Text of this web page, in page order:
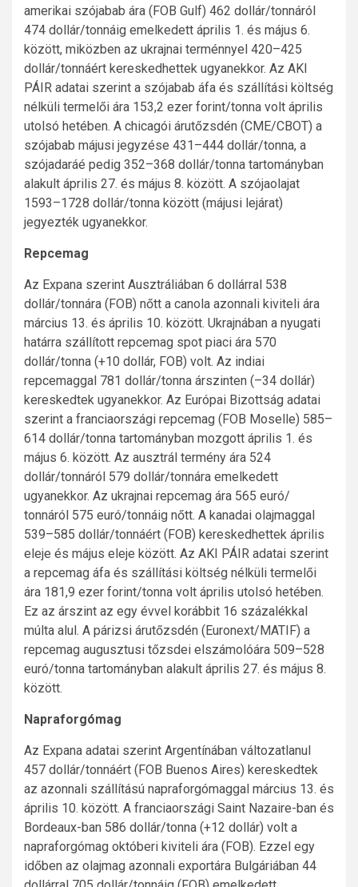
amerikai szójabab ára (FOB Gulf) 462 dollár/tonnáról
474 dollár/tonnáig emelkedett április 1. és május 6.
között, miközben az ukrajnai terménnyel 420–425
dollár/tonnáért kereskedhettek ugyanekkor. Az AKI
PÁIR adatai szerint a szójabab áfa és szállítási költség
nélküli termelői ára 153,2 ezer forint/tonna volt április
utolsó hetében. A chicagói árutőzsdén (CME/CBOT) a
szójabab májusi jegyzése 431–444 dollár/tonna, a
szójadaráé pedig 352–368 dollár/tonna tartományban
alakult április 27. és május 8. között. A szójaolajat
1593–1728 dollár/tonna között (májusi lejárat)
jegyezték ugyanekkor.
Repcemag
Az Expana szerint Ausztráliában 6 dollárral 538
dollár/tonnára (FOB) nőtt a canola azonnali kiviteli ára
március 13. és április 10. között. Ukrajnában a nyugati
határra szállított repcemag spot piaci ára 570
dollár/tonna (+10 dollár, FOB) volt. Az indiai
repcemaggal 781 dollár/tonna árszinten (–34 dollár)
kereskedtek ugyanekkor. Az Európai Bizottság adatai
szerint a franciaországi repcemag (FOB Moselle) 585–
614 dollár/tonna tartományban mozgott április 1. és
május 6. között. Az ausztrál termény ára 524
dollár/tonnáról 579 dollár/tonnára emelkedett
ugyanekkor. Az ukrajnai repcemag ára 565 euró/
tonnáról 575 euró/tonnáig nőtt. A kanadai olajmaggal
539–585 dollár/tonnáért (FOB) kereskedhettek április
eleje és május eleje között. Az AKI PÁIR adatai szerint
a repcemag áfa és szállítási költség nélküli termelői
ára 181,9 ezer forint/tonna volt április utolsó hetében.
Ez az árszint az egy évvel korábbit 16 százalékkal
múlta alul. A párizsi árutőzsdén (Euronext/MATIF) a
repcemag augusztusi tőzsdei elszámolóára 509–528
euró/tonna tartományban alakult április 27. és május 8.
között.
Napraforgómag
Az Expana adatai szerint Argentínában változatlanul
457 dollár/tonnáért (FOB Buenos Aires) kereskedtek
az azonnali szállítású napraforgómaggal március 13. és
április 10. között. A franciaországi Saint Nazaire-ban és
Bordeaux-ban 586 dollár/tonna (+12 dollár) volt a
napraforgómag októberi kiviteli ára (FOB). Ezzel egy
időben az olajmag azonnali exportára Bulgáriában 44